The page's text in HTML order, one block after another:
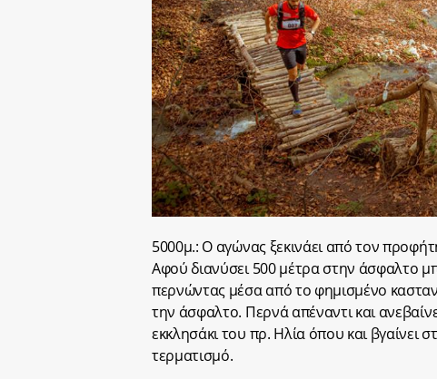
5000μ.: O αγώνας ξεκινάει από τον
Αφού διανύσει 500 μέτρα στην άσφαλτο
περνώντας μέσα από το φημισμένο
την άσφαλτο. Περνά απέναντι και
εκκλησάκι του πρ. Ηλία όπου και βγαίνει
τερματισμό.